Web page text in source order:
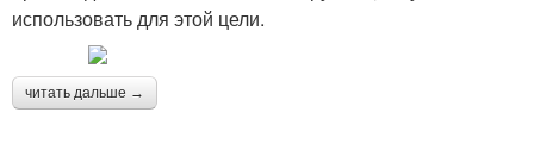
использовать для этой цели.
читать дальше →